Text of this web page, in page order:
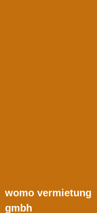
womo vermietung
gmbh